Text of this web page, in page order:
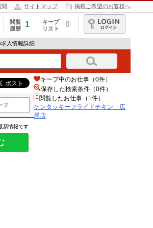
問 サイトマップ 掲載ご希望のお客様へ
閲覧
履歴
1
キープ
リスト
0
ログイン
人情報詳細
プ
新情報です
キープ中のお仕事（0件）
保存した検索条件（0件）
閲覧したお仕事（1件）
ケンタッキーフライドチキン 広
尾店